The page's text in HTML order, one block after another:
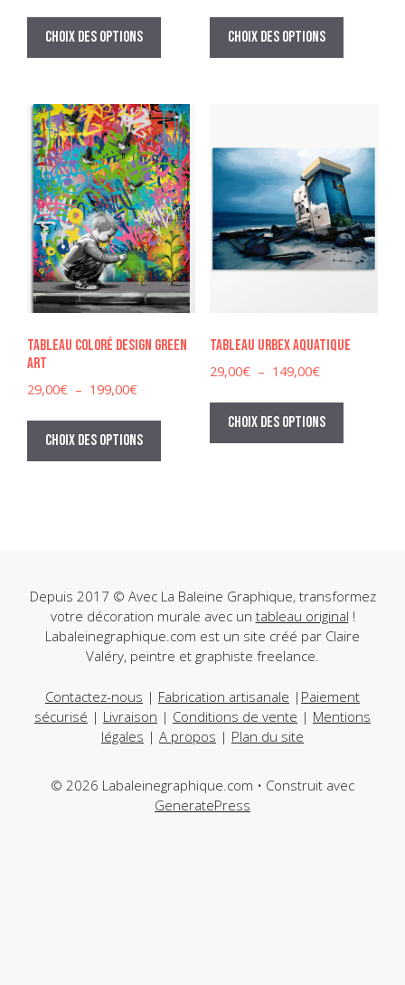
prix :
29,00€
à
Choix des options
Ce
a
variations.
Les
options
peuvent
être
choisies
sur
la
page
du
prix :
49,00€
à
Choix des options
Ce
a
options
peuvent
être
choisies
sur
la
Tableau coloré design Green
Art
29,00€ – 199,00€Plage
prix :
29,00€
à
Choix des options
Ce
a
être
choisies
sur
la
page
du
produit
Tableau Urbex aquatique
29,00€ – 149,00€Plage
prix :
29,00€
à
Choix des options
Ce
a
choisies
sur
la
du
produit
Depuis 2017 © Avec La Baleine Graphique, transformez
votre décoration murale avec un tableau original !
Labaleinegraphique.com est un site créé par Claire
Valéry, peintre et graphiste freelance.
Contactez-nous | Fabrication artisanale | Paiement
sécurisé | Livraison | Conditions de vente | Mentions
légales | A propos | Plan du site
© 2026 Labaleinegraphique.com • Construit avec
GeneratePress